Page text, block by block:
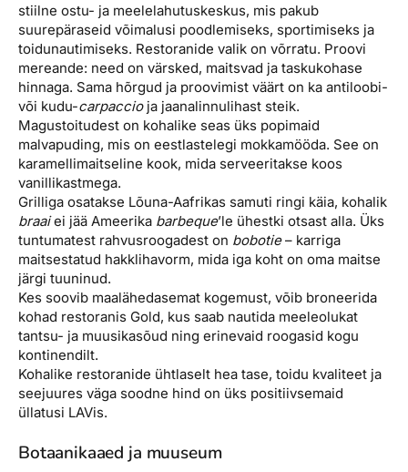
stiilne ostu- ja meelelahutuskeskus, mis pakub
suurepäraseid võimalusi poodlemiseks, sportimiseks ja
toidunautimiseks. Restoranide valik on võrratu. Proovi
mereande: need on värsked, maitsvad ja taskukohase
hinnaga. Sama hõrgud ja proovimist väärt on ka antiloobi-
või kudu-carpaccioja jaanalinnulihast steik.
Magustoitudest on kohalike seas üks popimaid
malvapuding, mis on eestlastelegi mokkamööda. See on
karamellimaitseline kook, mida serveeritakse koos
vanillikastmega.
Grilliga osatakse Lõuna-Aafrikas samuti ringi käia, kohalik
braaiei jää Ameerika barbeque’le ühestki otsast alla. Üks
tuntumatest rahvusroogadest on bobotie– karriga
maitsestatud hakklihavorm, mida iga koht on oma maitse
järgi tuuninud.
Kes soovib maalähedasemat kogemust, võib broneerida
kohad restoranis Gold, kus saab nautida meeleolukat
tantsu- ja muusikasõud ning erinevaid roogasid kogu
kontinendilt.
Kohalike restoranide ühtlaselt hea tase, toidu kvaliteet ja
seejuures väga soodne hind on üks positiivsemaid
üllatusi LAVis.
Botaanikaaed ja muuseum